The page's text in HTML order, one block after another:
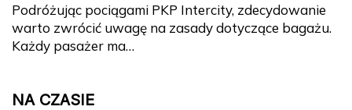
Podróżując pociągami PKP Intercity, zdecydowanie
warto zwrócić uwagę na zasady dotyczące bagażu.
Każdy pasażer ma…
NA CZASIE